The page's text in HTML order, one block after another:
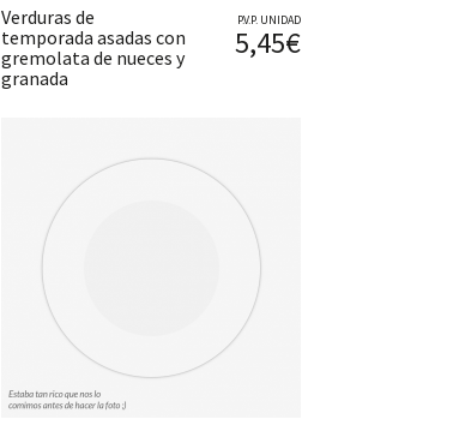
Verduras de
temporada asadas con
gremolata de nueces y
granada
P.V.P. UNIDAD
5,45€